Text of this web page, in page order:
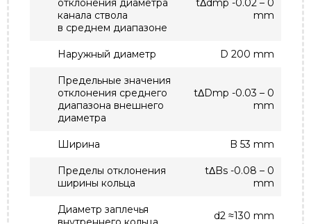
отклонения диаметра
канала ствола
в среднем диапазоне
tΔdmp -0.02 – 0
mm
Наружный диаметр D 200 mm
Предельные значения
отклонения среднего
диапазона внешнего
диаметра
tΔDmp -0.03 – 0
mm
Ширина B 53 mm
Пределы отклонения
ширины кольца
tΔBs -0.08 – 0
mm
Диаметр заплечья
d2 ≈130 mm